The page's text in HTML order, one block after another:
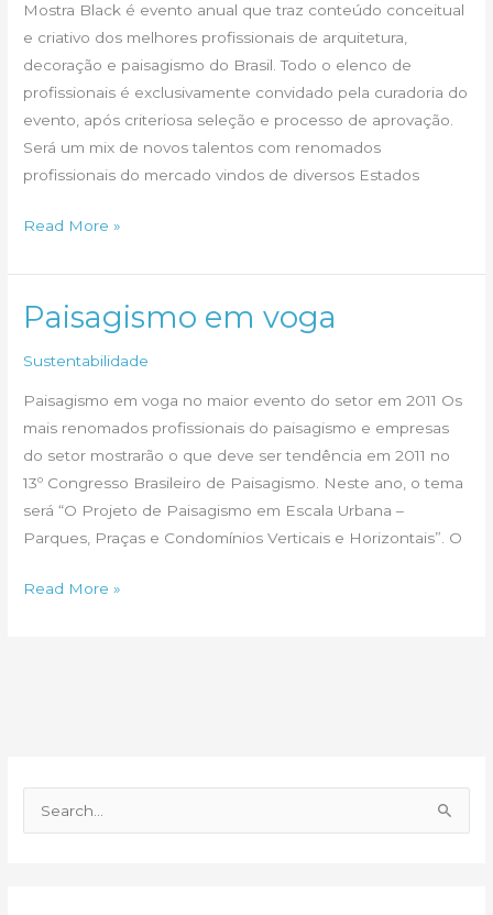
Mostra Black é evento anual que traz conteúdo conceitual
e criativo dos melhores profissionais de arquitetura,
decoração e paisagismo do Brasil. Todo o elenco de
profissionais é exclusivamente convidado pela curadoria do
evento, após criteriosa seleção e processo de aprovação.
Será um mix de novos talentos com renomados
profissionais do mercado vindos de diversos Estados
Mostra
2013
Read More »
Paisagismo em voga
Sustentabilidade
Paisagismo em voga no maior evento do setor em 2011 Os
mais renomados profissionais do paisagismo e empresas
do setor mostrarão o que deve ser tendência em 2011 no
13º Congresso Brasileiro de Paisagismo. Neste ano, o tema
será “O Projeto de Paisagismo em Escala Urbana –
Parques, Praças e Condomínios Verticais e Horizontais”. O
Paisagismo
Read More »
e